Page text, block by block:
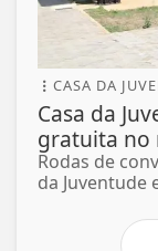
CASA DA
Casa da
gratuita no
Rodas de
da Juventude